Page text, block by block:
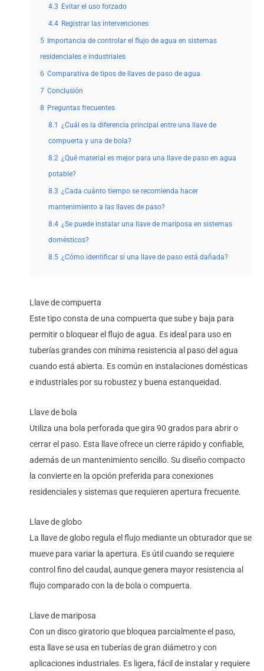
4.3 Evitar el uso forzado
4.4 Registrar las intervenciones
5 Importancia de controlar el flujo de agua en sistemas
residenciales e industriales
6 Comparativa de tipos de llaves de paso de agua
7 Conclusión
8 Preguntas frecuentes
8.1 ¿Cuál es la diferencia principal entre una llave de
compuerta y una de bola?
8.2 ¿Qué material es mejor para una llave de paso en agua
potable?
8.3 ¿Cada cuánto tiempo se recomienda hacer
mantenimiento a las llaves de paso?
8.4 ¿Se puede instalar una llave de mariposa en sistemas
domésticos?
8.5 ¿Cómo identificar si una llave de paso está dañada?
Llave de compuerta
Este tipo consta de una compuerta que sube y baja para
permitir o bloquear el flujo de agua. Es ideal para uso en
tuberías grandes con mínima resistencia al paso del agua
cuando está abierta. Es común en instalaciones domésticas
e industriales por su robustez y buena estanqueidad.
Llave de bola
Utiliza una bola perforada que gira 90 grados para abrir o
cerrar el paso. Esta llave ofrece un cierre rápido y confiable,
además de un mantenimiento sencillo. Su diseño compacto
la convierte en la opción preferida para conexiones
residenciales y sistemas que requieren apertura frecuente.
Llave de globo
La llave de globo regula el flujo mediante un obturador que se
mueve para variar la apertura. Es útil cuando se requiere
control fino del caudal, aunque genera mayor resistencia al
flujo comparado con la de bola o compuerta.
Llave de mariposa
Con un disco giratorio que bloquea parcialmente el paso,
esta llave se usa en tuberías de gran diámetro y con
aplicaciones industriales. Es ligera, fácil de instalar y requiere